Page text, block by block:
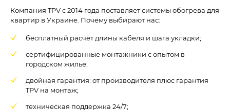
Компания TPV с 2014 года поставляет системы обогрева для
квартир в Украине. Почему выбирают нас:
бесплатный расчёт длины кабеля и шага укладки;
сертифицированные монтажники с опытом в
городском жилье;
двойная гарантия: от производителя плюс гарантия
TPV на монтаж;
техническая поддержка 24/7;